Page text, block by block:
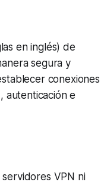
en inglés) de
segura y
conexiones
autenticación e
VPN ni